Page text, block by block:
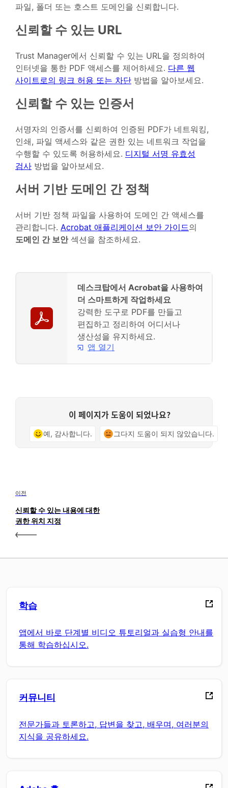
파일, 폴더 또는 호스트 도메인을 신뢰합니다.
신뢰할 수 있는 URL
Trust Manager에서 신뢰할 수 있는 URL을 정의하여
인터넷을 통한 PDF 액세스를 제어하세요. 다른 웹
사이트로의 링크 허용 또는 차단 방법을 알아보세요.
신뢰할 수 있는 인증서
서명자의 인증서를 신뢰하여 인증된 PDF가 네트워킹,
인쇄, 파일 액세스와 같은 권한 있는 네트워크 작업을
수행할 수 있도록 허용하세요. 디지털 서명 유효성
검사 방법을 알아보세요.
서버 기반 도메인 간 정책
서버 기반 정책 파일을 사용하여 도메인 간 액세스를
관리합니다. Acrobat 애플리케이션 보안 가이드의
도메인 간 보안 섹션을 참조하세요.
데스크탑에서 Acrobat을 사용하여
더 스마트하게 작업하세요
강력한 도구로 PDF를 만들고
편집하고 정리하여 어디서나
생산성을 유지하세요.
앱 열기
이 페이지가 도움이 되었나요?
예, 감사합니다. 그다지 도움이 되지 않았습니다.
이전
신뢰할 수 있는 내용에 대한
권한 위치 지정
학습
앱에서 바로 단계별 비디오 튜토리얼과 실습형 안내를
통해 학습하십시오.
커뮤니티
전문가들과 토론하고, 답변을 찾고, 배우며, 여러분의
지식을 공유하세요.